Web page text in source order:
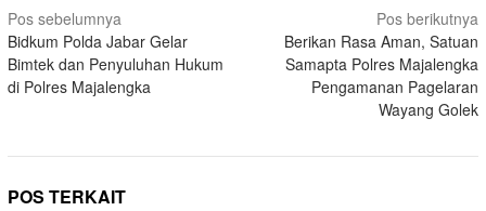
Navigasi
pos
Pos sebelumnya
Bidkum Polda Jabar Gelar
Bimtek dan Penyuluhan Hukum
di Polres Majalengka
Pos berikutnya
Berikan Rasa Aman, Satuan
Samapta Polres Majalengka
Pengamanan Pagelaran
Wayang Golek
POS TERKAIT